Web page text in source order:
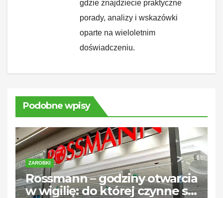
gdzie znajdziecie praktyczne
porady, analizy i wskazówki
oparte na wieloletnim
doświadczeniu.
Podobne wpisy
ZAROBKI
Rossmann – godziny otwarcia
w wigilię: do której czynne są